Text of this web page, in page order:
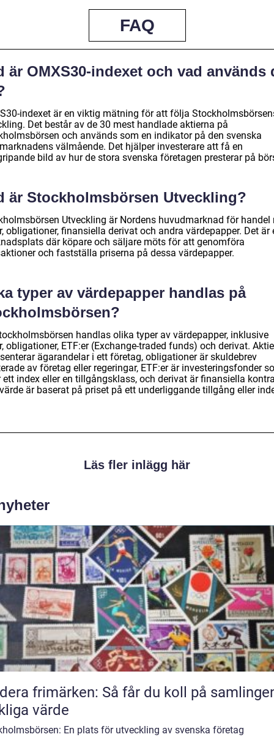
FAQ
är OMXS30-indexet och vad används
indexet är en viktig mätning för att följa
Det består av de 30 mest handlade aktierna på
och används som en indikator på den svenska
välmående. Det hjälper investerare att få en
bild av hur de stora svenska företagen presterar på
är Stockholmsbörsen Utveckling?
Utveckling är Nordens huvudmarknad för handel
obligationer, finansiella derivat och andra värdepapper. Det är
där köpare och säljare möts för att genomföra
och fastställa priserna på dessa värdepapper.
typer av värdepapper handlas på
handlas olika typer av värdepapper, inklusive
obligationer, ETF:er (Exchange-traded funds) och derivat.
ägarandelar i ett företag, obligationer är skuldebrev
av företag eller regeringar, ETF:er är investeringsfonder
ett index eller en tillgångsklass, och derivat är finansiella
är baserat på priset på ett underliggande tillgång eller
Läs fler inlägg här
frimärken: Så får du koll på
värde
En plats för utveckling av svenska företag